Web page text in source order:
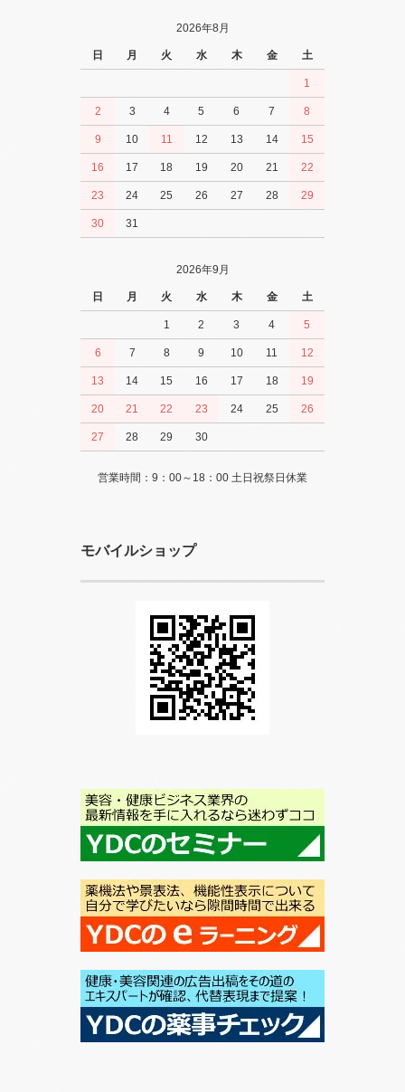
2026年8月
日 月 火 水 木 金 土
1
2 3 4 5 6 7 8
9 10 11 12 13 14 15
16 17 18 19 20 21 22
23 24 25 26 27 28 29
30 31
2026年9月
日 月 火 水 木 金 土
1 2 3 4 5
6 7 8 9 10 11 12
13 14 15 16 17 18 19
20 21 22 23 24 25 26
27 28 29 30
営業時間：9：00～18：00 土日祝祭日休業
モバイルショップ